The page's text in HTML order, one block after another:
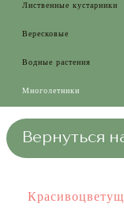
Лиственные кустарники
Вересковые
Водные растения
Многолетники
Вернуться